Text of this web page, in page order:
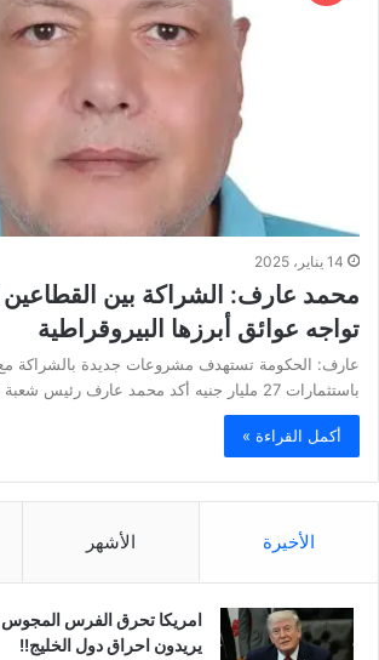
14 يناير، 2025
محمد عارف: الشراكة بين القطاعين
تواجه عوائق أبرزها البيروقراطية
عارف: الحكومة تستهدف مشروعات جديدة بالشراكة
باستثمارات 27 مليار جنيه أكد محمد عارف رئيس شعبة المحاجر والرخام…
أكمل القراءة »
الأخيرة الأشهر
امريكا تحرق الفرس
يريدون احراق دول الخليج!!